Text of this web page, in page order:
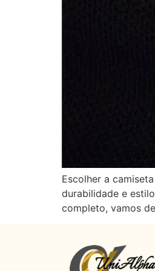
Escolher a
durabilidade e
completo, vamos